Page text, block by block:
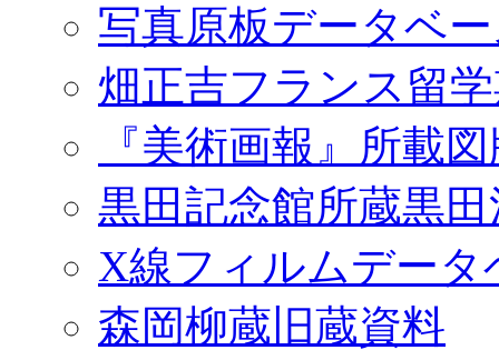
写真原板データベ
畑正吉フランス留
『美術画報』所載
黒田記念館所蔵黒
X線フィルムデータ
森岡柳蔵旧蔵資料